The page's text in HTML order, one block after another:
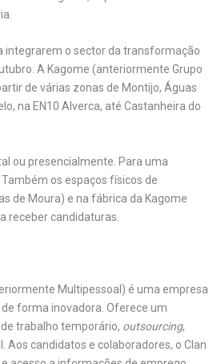
integrarem o sector da transformação
A Kagome (anteriormente Grupo
de várias zonas de Montijo, Águas
na EN10 Alverca, até Castanheira do
ou presencialmente. Para uma
. Também os espaços físicos de
de Moura) e na fábrica da Kagome
receber candidaturas.
Multipessoal) é uma empresa
forma inovadora. Oferece um
trabalho temporário, outsourcing,
Aos candidatos e colaboradores, o Clan